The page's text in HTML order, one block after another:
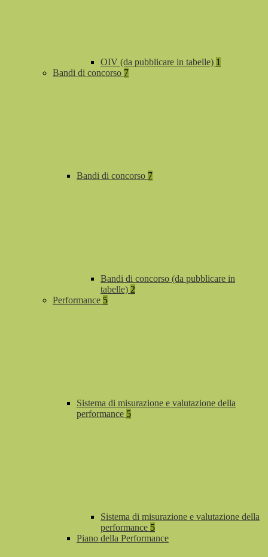
OIV (da pubblicare in tabelle) 1
Bandi di concorso 7
Bandi di concorso 7
Bandi di concorso (da pubblicare in
tabelle) 2
Performance 5
Sistema di misurazione e valutazione della
performance 5
Sistema di misurazione e valutazione della
performance 5
Piano della Performance